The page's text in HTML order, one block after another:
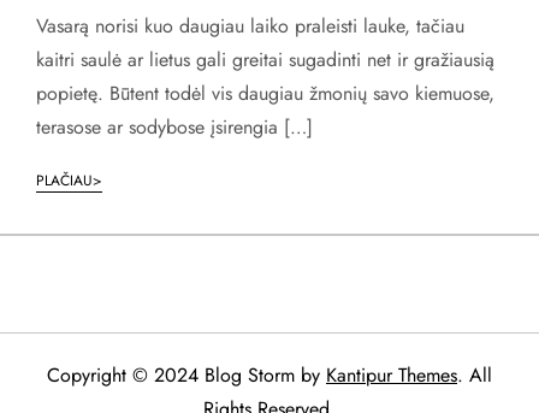
Vasarą norisi kuo daugiau laiko praleisti lauke, tačiau
kaitri saulė ar lietus gali greitai sugadinti net ir gražiausią
popietę. Būtent todėl vis daugiau žmonių savo kiemuose,
terasose ar sodybose įsirengia […]
PLAČIAU>
Copyright © 2024 Blog Storm by Kantipur Themes. All